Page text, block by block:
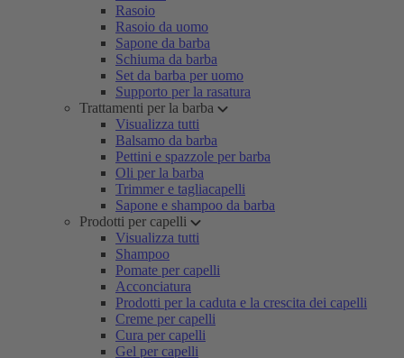
Rasoio
Rasoio da uomo
Sapone da barba
Schiuma da barba
Set da barba per uomo
Supporto per la rasatura
Trattamenti per la barba
Visualizza tutti
Balsamo da barba
Pettini e spazzole per barba
Oli per la barba
Trimmer e tagliacapelli
Sapone e shampoo da barba
Prodotti per capelli
Visualizza tutti
Shampoo
Pomate per capelli
Acconciatura
Prodotti per la caduta e la crescita dei capelli
Creme per capelli
Cura per capelli
Gel per capelli